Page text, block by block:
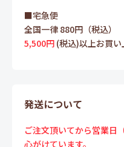
■宅急便
全国一律 880円（税込）
5,500円 (税込)以上お買い
発送について
ご注文頂いてから営業日
心がけています。